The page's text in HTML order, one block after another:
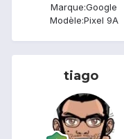
Marque:Google
Modèle:Pixel 9A
tiago